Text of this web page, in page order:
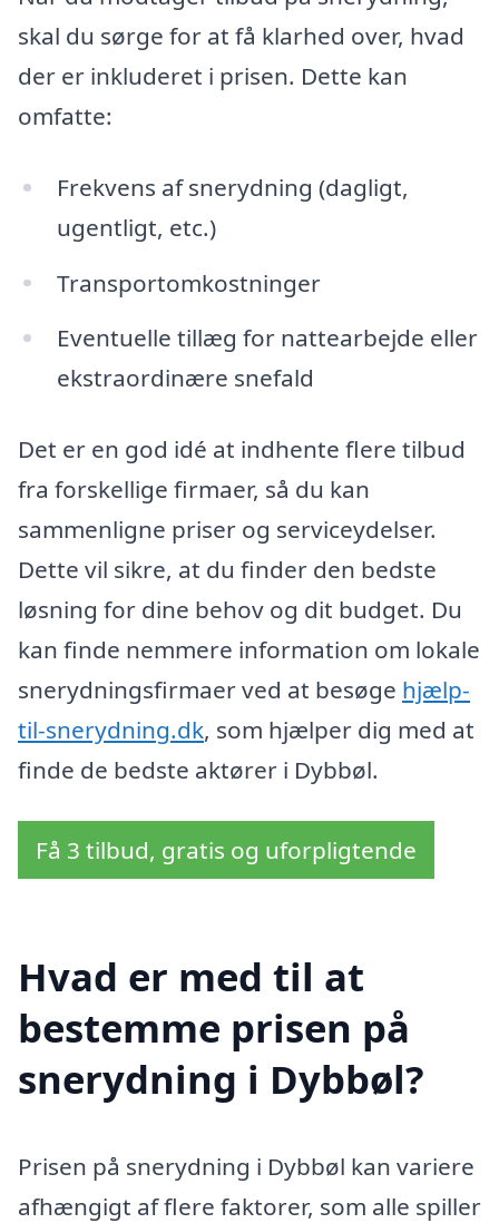
skal du sørge for at få klarhed over, hvad
der er inkluderet i prisen. Dette kan
omfatte:
Frekvens af snerydning (dagligt,
ugentligt, etc.)
Transportomkostninger
Eventuelle tillæg for nattearbejde eller
ekstraordinære snefald
Det er en god idé at indhente flere tilbud
fra forskellige firmaer, så du kan
sammenligne priser og serviceydelser.
Dette vil sikre, at du finder den bedste
løsning for dine behov og dit budget. Du
kan finde nemmere information om lokale
snerydningsfirmaer ved at besøge hjælp-
til-snerydning.dk, som hjælper dig med at
finde de bedste aktører i Dybbøl.
Få 3 tilbud, gratis og uforpligtende
Hvad er med til at
bestemme prisen på
snerydning i Dybbøl?
Prisen på snerydning i Dybbøl kan variere
afhængigt af flere faktorer, som alle spiller